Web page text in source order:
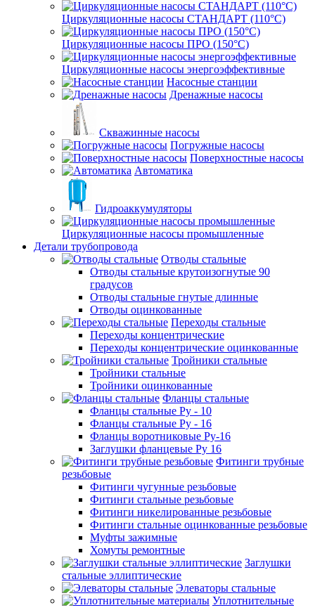
Циркуляционные насосы СТАНДАРТ (110°C)
Циркуляционные насосы ПРО (150°C)
Циркуляционные насосы энергоэффективные
Насосные станции
Дренажные насосы
Скважинные насосы
Погружные насосы
Поверхностные насосы
Автоматика
Гидроаккумуляторы
Циркуляционные насосы промышленные
Детали трубопровода
Отводы стальные
Отводы стальные крутоизогнутые 90
градусов
Отводы стальные гнутые длинные
Отводы оцинкованные
Переходы стальные
Переходы концентрические
Переходы концентрические оцинкованные
Тройники стальные
Тройники стальные
Тройники оцинкованные
Фланцы стальные
Фланцы стальные Ру - 10
Фланцы стальные Ру - 16
Фланцы воротниковые Ру-16
Заглушки фланцевые Ру 16
Фитинги трубные
резьбовые
Фитинги чугунные резьбовые
Фитинги стальные резьбовые
Фитинги никелированные резьбовые
Фитинги стальные оцинкованные резьбовые
Муфты зажимные
Хомуты ремонтные
Заглушки
стальные эллиптические
Элеваторы стальные
Уплотнительные